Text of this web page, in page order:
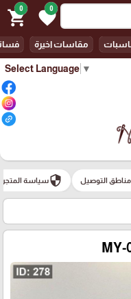
Select Language ▼
0
favorite
0
shopping_cart
مقاسات اخيرة
مناطق التوصيل securityسياسة المتجر